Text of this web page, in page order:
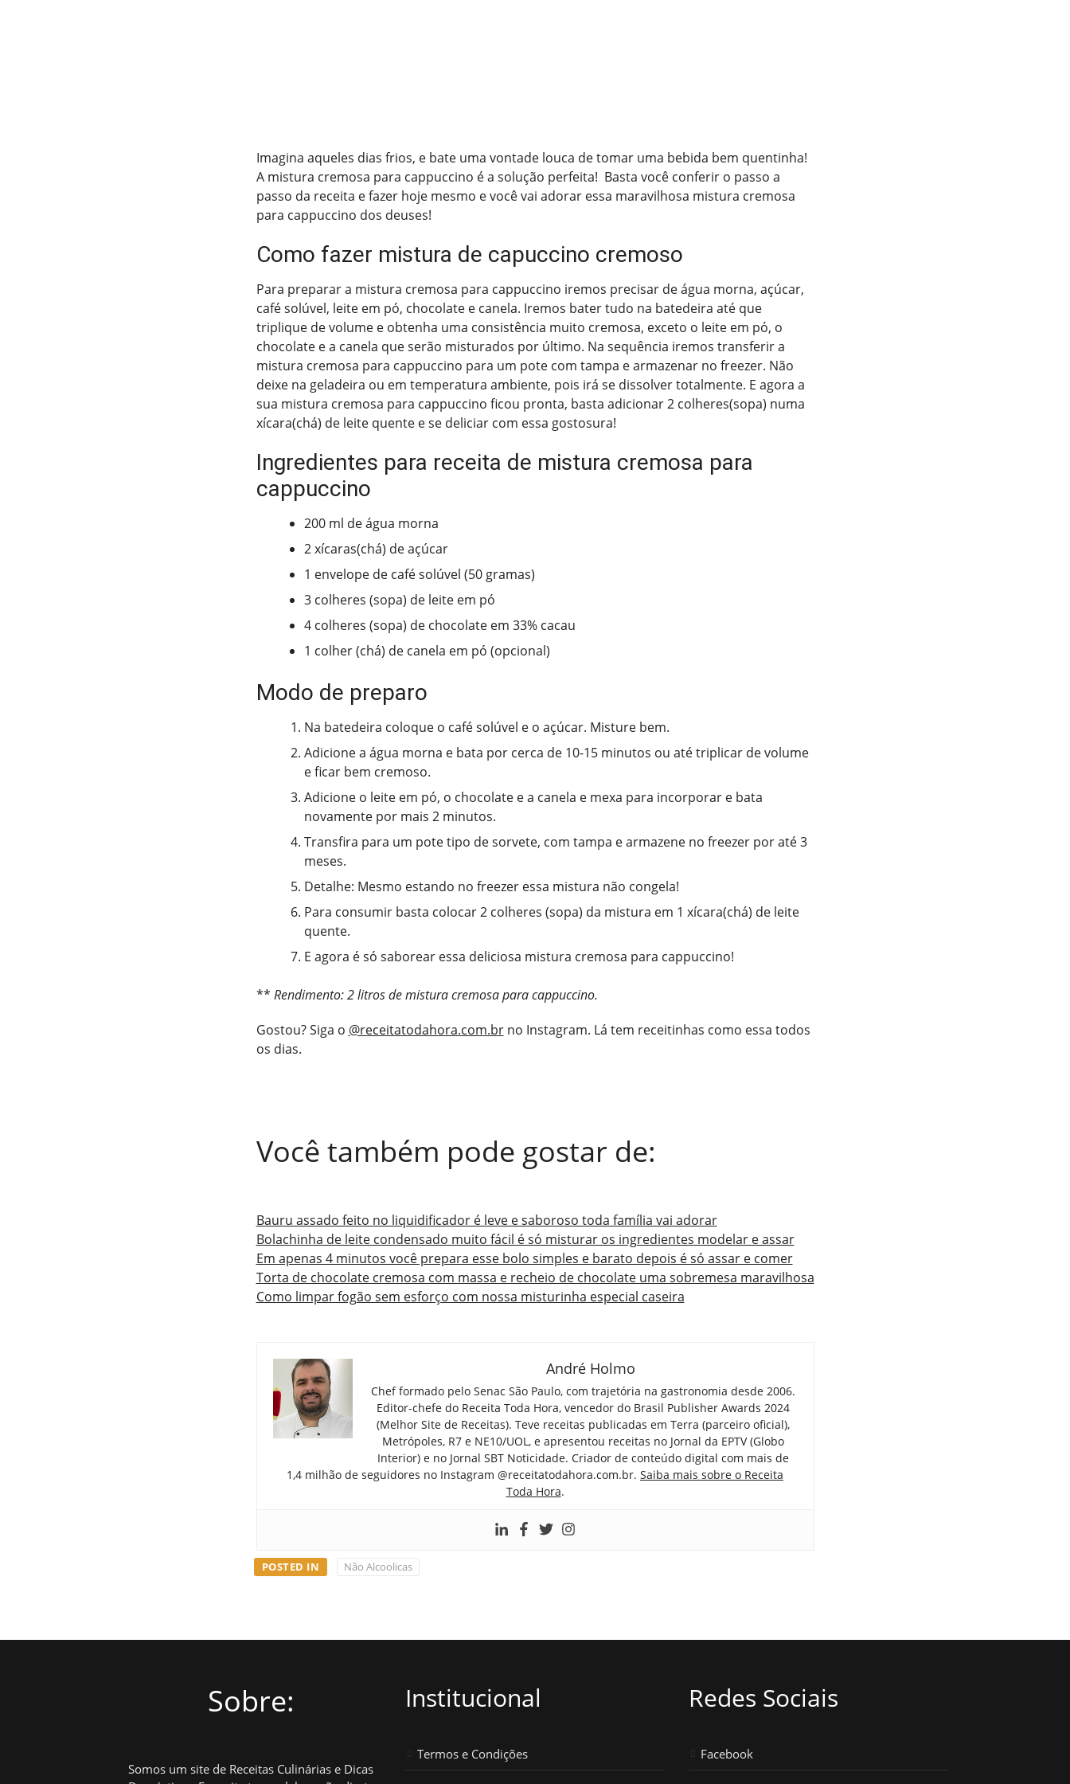
Imagina aqueles dias frios, e bate uma vontade louca de tomar uma bebida bem quentinha!
A mistura cremosa para cappuccino é a solução perfeita! Basta você conferir o passo a
passo da receita e fazer hoje mesmo e você vai adorar essa maravilhosa mistura cremosa
para cappuccino dos deuses!
Como fazer mistura de capuccino cremoso
Para preparar a mistura cremosa para cappuccino iremos precisar de água morna, açúcar,
café solúvel, leite em pó, chocolate e canela. Iremos bater tudo na batedeira até que
triplique de volume e obtenha uma consistência muito cremosa, exceto o leite em pó, o
chocolate e a canela que serão misturados por último. Na sequência iremos transferir a
mistura cremosa para cappuccino para um pote com tampa e armazenar no freezer. Não
deixe na geladeira ou em temperatura ambiente, pois irá se dissolver totalmente. E agora a
sua mistura cremosa para cappuccino ficou pronta, basta adicionar 2 colheres(sopa) numa
xícara(chá) de leite quente e se deliciar com essa gostosura!
Ingredientes para receita de mistura cremosa para
cappuccino
200 ml de água morna
2 xícaras(chá) de açúcar
1 envelope de café solúvel (50 gramas)
3 colheres (sopa) de leite em pó
4 colheres (sopa) de chocolate em 33% cacau
1 colher (chá) de canela em pó (opcional)
Modo de preparo
Na batedeira coloque o café solúvel e o açúcar. Misture bem.
Adicione a água morna e bata por cerca de 10-15 minutos ou até triplicar de volume
e ficar bem cremoso.
Adicione o leite em pó, o chocolate e a canela e mexa para incorporar e bata
novamente por mais 2 minutos.
Transfira para um pote tipo de sorvete, com tampa e armazene no freezer por até 3
meses.
Detalhe: Mesmo estando no freezer essa mistura não congela!
Para consumir basta colocar 2 colheres (sopa) da mistura em 1 xícara(chá) de leite
quente.
E agora é só saborear essa deliciosa mistura cremosa para cappuccino!
** Rendimento: 2 litros de mistura cremosa para cappuccino.
Gostou? Siga o @receitatodahora.com.brno Instagram. Lá tem receitinhas como essa todos
os dias.
Você também pode gostar de:
Bauru assado feito no liquidificador é leve e saboroso toda família vai adorar
Bolachinha de leite condensado muito fácil é só misturar os ingredientes modelar e assar
Em apenas 4 minutos você prepara esse bolo simples e barato depois é só assar e comer
Torta de chocolate cremosa com massa e recheio de chocolate uma sobremesa maravilhosa
Como limpar fogão sem esforço com nossa misturinha especial caseira
André Holmo
Chef formado pelo Senac São Paulo, com trajetória na gastronomia desde 2006.
Editor-chefe do Receita Toda Hora, vencedor do Brasil Publisher Awards 2024
(Melhor Site de Receitas). Teve receitas publicadas em Terra (parceiro oficial),
Metrópoles, R7 e NE10/UOL, e apresentou receitas no Jornal da EPTV (Globo
Interior) e no Jornal SBT Noticidade. Criador de conteúdo digital com mais de
1,4 milhão de seguidores no Instagram @receitatodahora.com.br. Saiba mais sobre o Receita
Toda Hora.
POSTED IN Não Alcoolicas
Sobre:
Somos um site de Receitas Culinárias e Dicas
Institucional
Termos e Condições
Redes Sociais
Facebook